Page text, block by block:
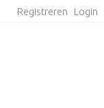
Registreren Login